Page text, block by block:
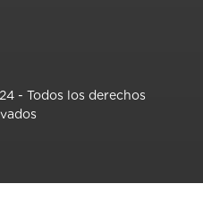
- Todos los derechos